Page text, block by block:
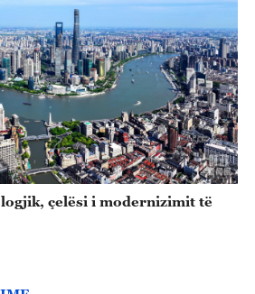
çelësi i modernizimit të